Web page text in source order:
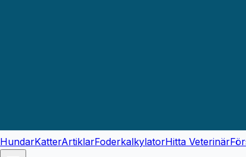
HundarKatterArtiklarFoderkalkylatorHitta Veterinär